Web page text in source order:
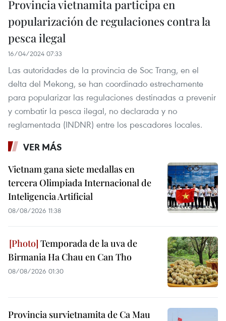
Provincia vietnamita participa en
popularización de regulaciones contra la
pesca ilegal
16/04/2024 07:33
Las autoridades de la provincia de Soc Trang, en el
delta del Mekong, se han coordinado estrechamente
para popularizar las regulaciones destinadas a prevenir
y combatir la pesca ilegal, no declarada y no
reglamentada (INDNR) entre los pescadores locales.
VER MÁS
Vietnam gana siete medallas en
tercera Olimpiada Internacional de
Inteligencia Artificial
08/08/2026 11:38
Temporada de la uva de
Birmania Ha Chau en Can Tho
08/08/2026 01:30
Provincia survietnamita de Ca Mau